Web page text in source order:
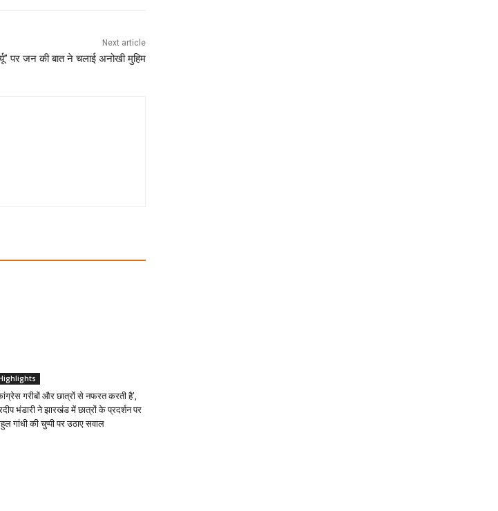
Next article
पर जन की बात ने चलाई अनोखी मुहिम
गरीबों और छात्रों से नफरत करती है’,
भंडारी ने झारखंड में छात्रों के प्रदर्शन पर
गांधी की चुप्पी पर उठाए सवाल